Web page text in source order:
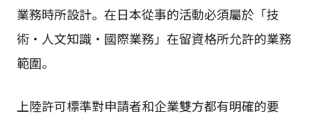
業務時所設計。在日本從事的活動必須屬於「技
術・人文知識・國際業務」在留資格所允許的業務
範圍。
上陸許可標準對申請者和企業雙方都有明確的要